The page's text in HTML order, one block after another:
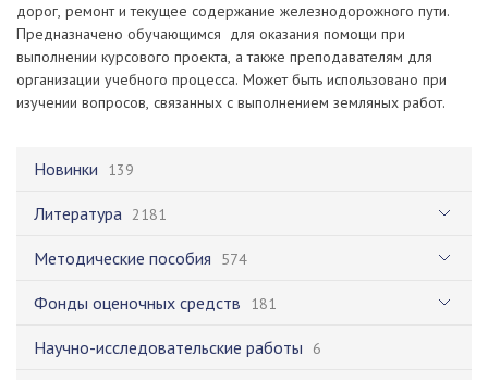
Новинки 139
Литература 2181
Методические пособия 574
Фонды оценочных средств 181
Научно-исследовательские работы 6
дорог, ремонт и текущее содержание железнодорожного пути.
Предназначено обучающимся для оказания помощи при
выполнении курсового проекта, а также преподавателям для
организации учебного процесса. Может быть использовано при
изучении вопросов, связанных с выполнением земляных работ.